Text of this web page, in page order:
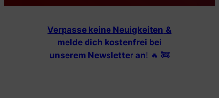
Verpasse keine Neuigkeiten &
melde dich kostenfrei bei
unserem Newsletter an! 🔥 🚒